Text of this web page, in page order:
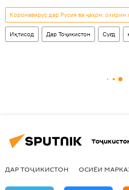
Коронавирус дар Русия ва ҷаҳон: охирин
Иқтисод Дар Тоҷикистон Суғд
ДАР ТОҶИКИСТОН ОСИЁИ